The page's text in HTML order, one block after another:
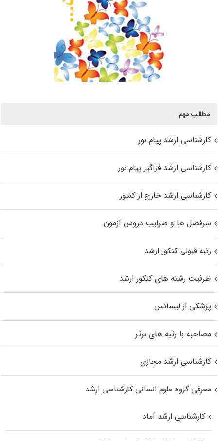
مطالب مهم
کارشناسی ارشد پیام نور
کارشناسی ارشد فراگیر پیام نور
کارشناسی ارشد خارج از کشور
سرفصل ها و ضرایب دروس آزمون
رتبه قبولی کنکور ارشد
ظرفیت رشته های کنکور ارشد
پزشکی از لیسانس
مصاحبه با رتبه های برتر
کارشناسی ارشد مجازی
معرفی گروه علوم انسانی کارشناسی ارشد
کارشناسی ارشد آماد